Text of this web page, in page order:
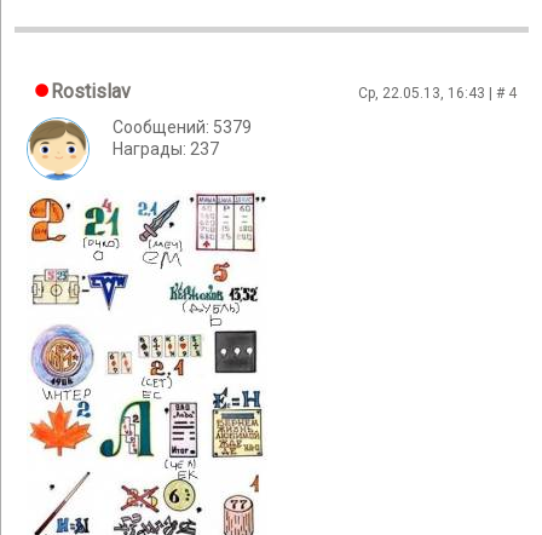
Rostislav Ср, 22.05.13, 16:43 | # 4
Сообщений: 5379
Награды: 237